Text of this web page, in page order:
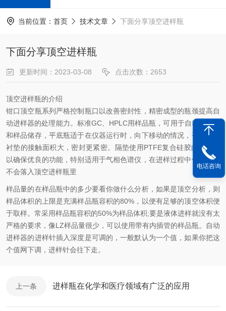
当前位置： 首页 技术文章 下面分享顶空进样瓶
下面分享顶空进样瓶
更新时间：2023-03-08 点击次数：2653
顶空进样瓶的介绍
钳口顶空瓶系列严格控制瓶口以改善密封性，精密成型的瓶颈提高自
动进样器的处理能力。标准GC、HPLC用样品瓶，可用于自动进样器
和样品储存，平底瓶适于在仪器运行时，向下移动的情况，平口瓶与
衬垫的接触面积大，密封更紧密。隔垫使用PTFE复合硅胶的材料，
以确保优良的功能，特别适用于气相色谱仪，在进样过程中保证隔垫
不会落入顶空进样瓶里
样品量的在样品瓶中的多少要看你做什么分析，如果是顶空分析，则
样品体积的上限是充满样品瓶容积的80%，以便有足够的顶空体积便
于取样。常采用样品瓶容积的50%为样品体积;要是液体进样就没有太
严格的要求，像LZ样品量很少，可以使用带有内插管的样品瓶。自动
进样器的进样针插入深度是可调的，一般默认为一个值，如果你把这
个值网下调，进样针会往下走。
上一条 进样瓶在化学和医疗领域有广泛的应用
电话咨询